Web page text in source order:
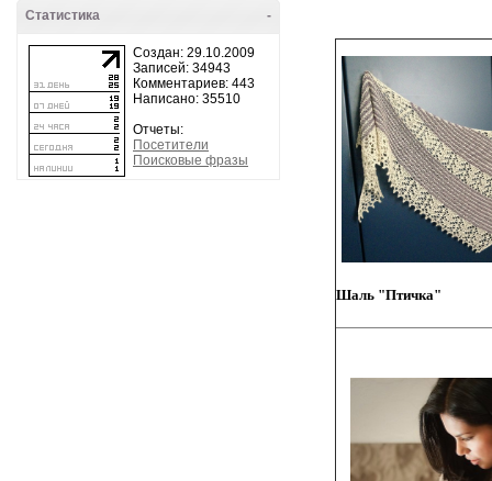
-
Статистика
Создан: 29.10.2009
Записей: 34943
Комментариев: 443
Написано: 35510
Отчеты:
Посетители
Поисковые фразы
Шаль "Птичка"